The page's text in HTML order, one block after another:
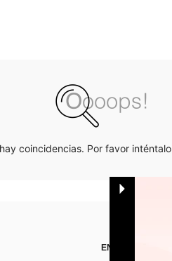
coincidencias. Por favor